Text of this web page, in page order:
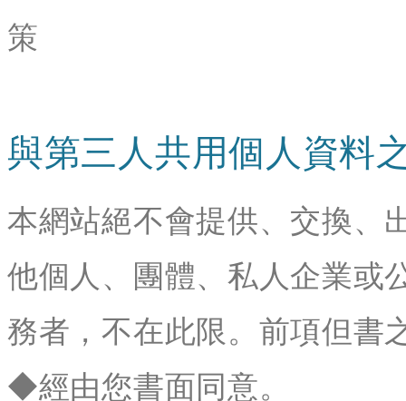
策
與第三人共用個人資料
本網站絕不會提供、交換、
他個人、團體、私人企業或
務者，不在此限。前項但書
◆經由您書面同意。